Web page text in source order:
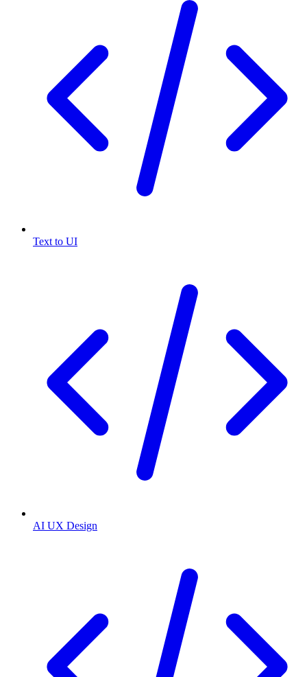
Text to UI
AI UX Design